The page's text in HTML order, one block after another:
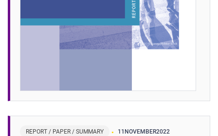
REPORT / PAPER / SUMMARY 11 NOVEMBER2022